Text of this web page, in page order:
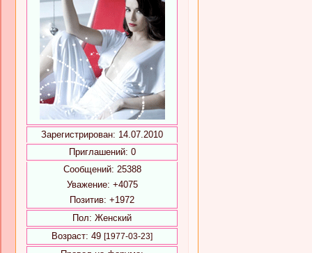
Зарегистрирован: 14.07.2010
Приглашений: 0
Сообщений: 25388
Уважение: +4075
Позитив: +1972
Пол: Женский
Возраст: 49 [1977-03-23]